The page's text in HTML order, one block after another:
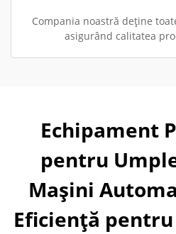
Compania noastră deține
asigurând calitatea
Echipament
pentru
Mașini
Eficiență